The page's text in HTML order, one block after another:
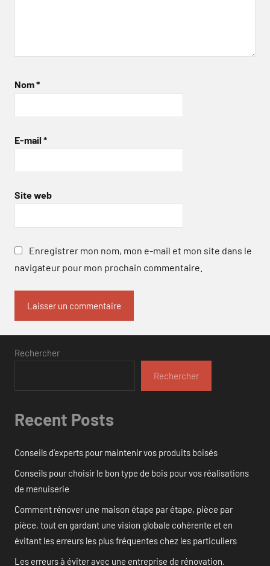
Nom*
E-mail *
Site web
Enregistrer mon nom, mon e-mail et mon site dans le
navigateur pour mon prochain commentaire.
Rechercher
Rechercher
Recent Posts
Conseils d’experts pour maintenir vos produits boisés
Conseils pour choisir le bon type de bois pour vos réalisations
de menuiserie
Comment rénover une maison étape par étape, pièce par
pièce, tout en gardant une vision globale cohérente et en
évitant les erreurs les plus fréquentes chez les particuliers
Les erreurs à éviter avec une entreprise de rénovation.